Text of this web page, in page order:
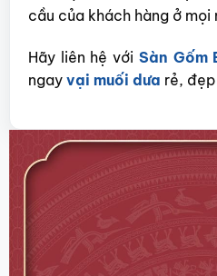
cầu của khách hàng ở
Hãy liên hệ với Sàn Gốm
ngay vại muối dưa rẻ,